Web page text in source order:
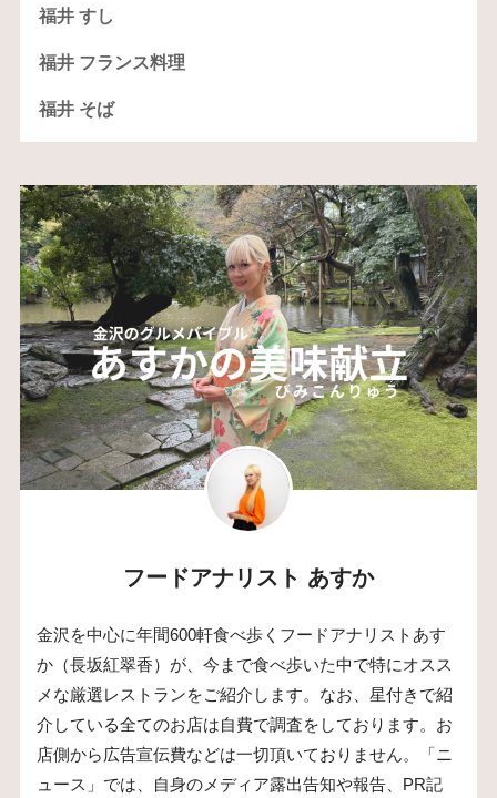
福井 すし
福井 フランス料理
福井 そば
フードアナリスト あすか
金沢を中心に年間600軒食べ歩くフードアナリストあす
か（長坂紅翠香）が、今まで食べ歩いた中で特にオスス
メな厳選レストランをご紹介します。なお、星付きで紹
介している全てのお店は自費で調査をしております。お
店側から広告宣伝費などは一切頂いておりません。「ニ
ュース」では、自身のメディア露出告知や報告、PR記